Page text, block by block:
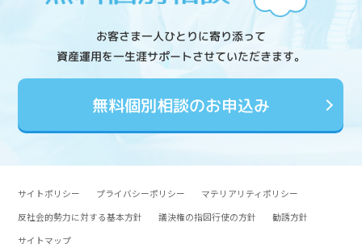
お客さま一人ひとりに寄り添って
資産運用を一生涯サポートさせていただきます。
無料個別相談のお申込み
サイトポリシー プライバシーポリシー
マテリアリティポリシー
反社会的勢力に対する基本方針
議決権の指図行使の方針
勧誘方針
サイトマップ